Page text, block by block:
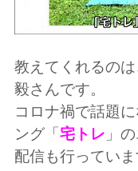
教えてくれるの
毅さんです。
コロナ禍で話題
ング「宅トレ 」
配信も行っていま